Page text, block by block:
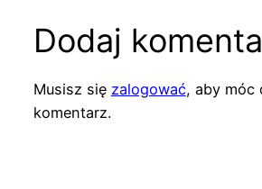
Dodaj
Musisz się zalogować, aby móc
komentarz.